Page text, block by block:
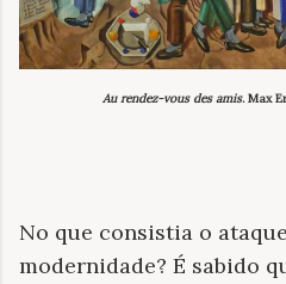
Au rendez-vous des amis. Max
No que consistia o
modernidade? É sabido